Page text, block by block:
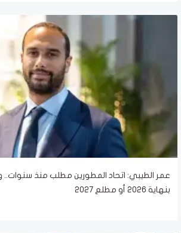
عمر الطيبي: اتحاد المطورين مطلب منذ سنوات..
بنهاية 2026 أو مطلع 2027